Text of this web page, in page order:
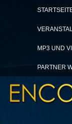
MP3 UND
PARTNER